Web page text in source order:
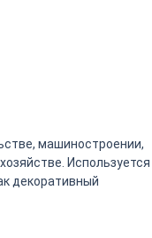
машиностроении,
Используется
декоративный